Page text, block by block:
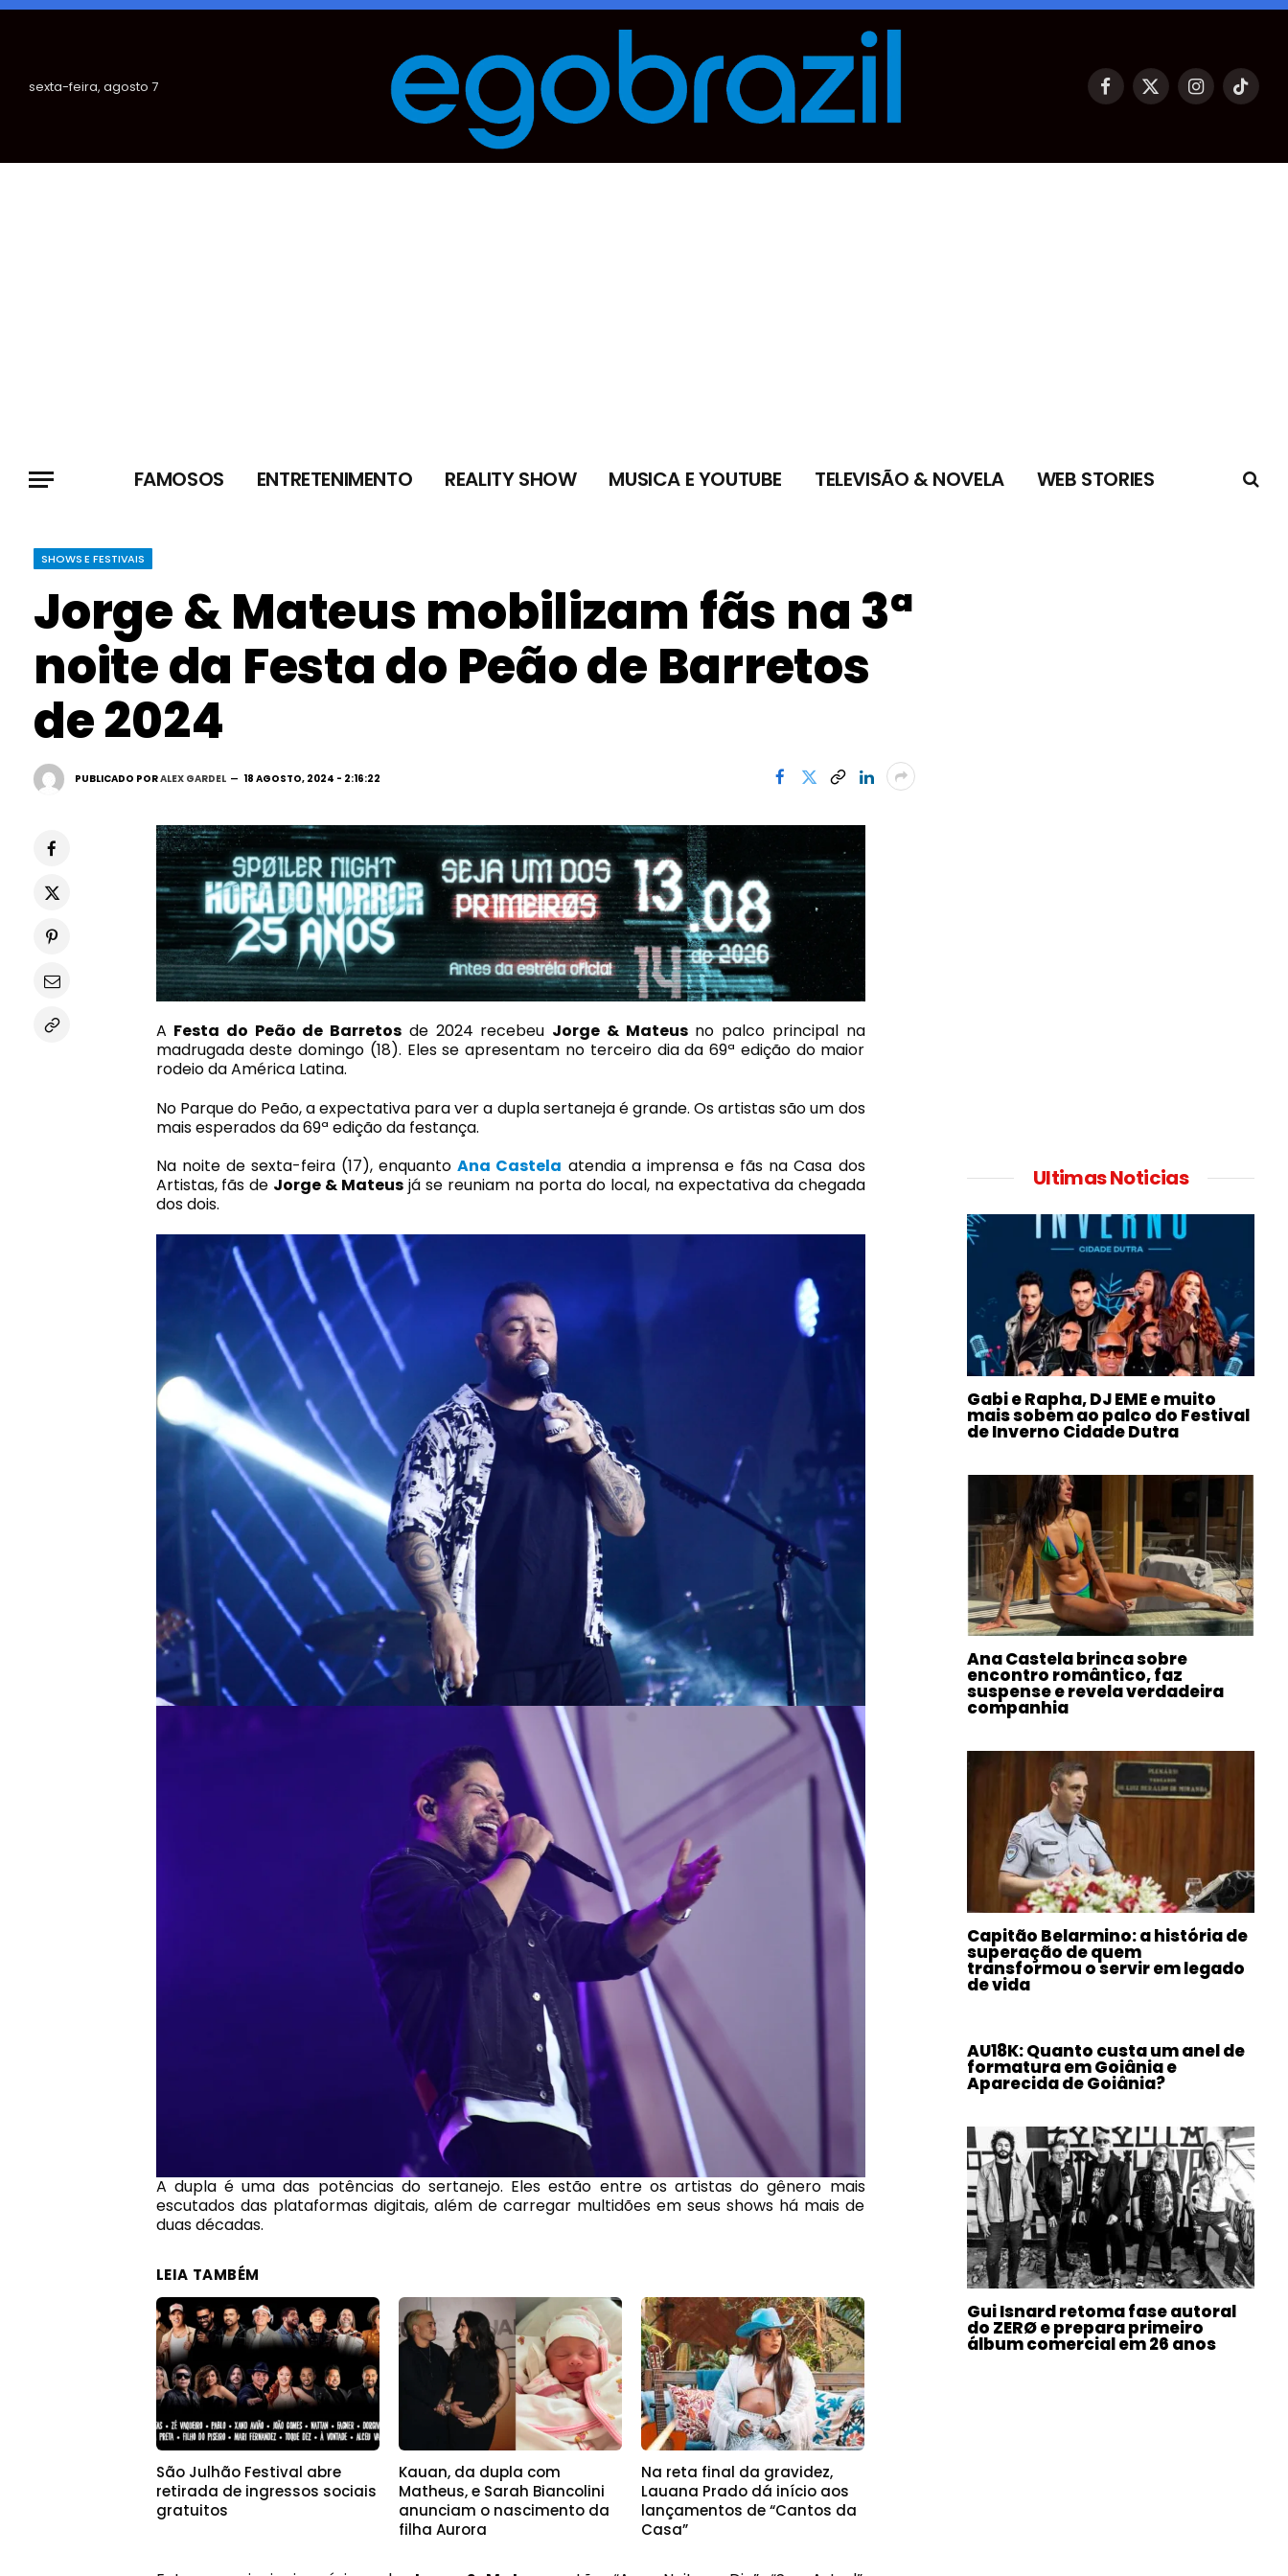
sexta-feira, agosto 7 Facebook
X
Instagram
TikTok
FAMOSOS ENTRETENIMENTO REALITY SHOW MUSICA E YOUTUBE TELEVISÃO & NOVELA WEB STORIES
SHOWS E FESTIVAIS
Jorge & Mateus mobilizam fãs na 3ª
noite da Festa do Peão de Barretos
de 2024
PUBLICADO PORALEX GARDEL 18 AGOSTO, 2024 - 2:16:22
A Festa do Peão de Barretos de 2024 recebeu Jorge & Mateusno palco principal na
madrugada deste domingo (18). Eles se apresentam no terceiro dia da 69ª edição do maior
rodeio da América Latina.
No Parque do Peão, a expectativa para ver a dupla sertaneja é grande. Os artistas são um dos
mais esperados da 69ª edição da festança.
Na noite de sexta-feira (17), enquantoAna Castela atendia a imprensa e fãs na Casa dos
Artistas, fãs de Jorge & Mateus já se reuniam na porta do local, na expectativa da chegada
dos dois.
A dupla é uma das potências do sertanejo. Eles estão entre os artistas do gênero mais
escutados das plataformas digitais, além de carregar multidões em seus shows há mais de
duas décadas.
LEIA TAMBÉM
São Julhão Festival abre
retirada de ingressos sociais
gratuitos
Kauan, da dupla com
Matheus, e Sarah Biancolini
anunciam o nascimento da
filha Aurora
Na reta final da gravidez,
Lauana Prado dá início aos
lançamentos de “Cantos da
Casa”
Ultimas Noticias
Gabi e Rapha, DJ EME e muito
mais sobem ao palco do Festival
de Inverno Cidade Dutra
Ana Castela brinca sobre
encontro romântico, faz
suspense e revela verdadeira
companhia
Capitão Belarmino: a história de
superação de quem
transformou o servir em legado
de vida
AU18K: Quanto custa um anel de
formatura em Goiânia e
Aparecida de Goiânia?
Gui Isnard retoma fase autoral
do ZERØ e prepara primeiro
álbum comercial em 26 anos